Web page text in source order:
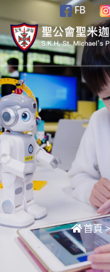
FB
首頁>